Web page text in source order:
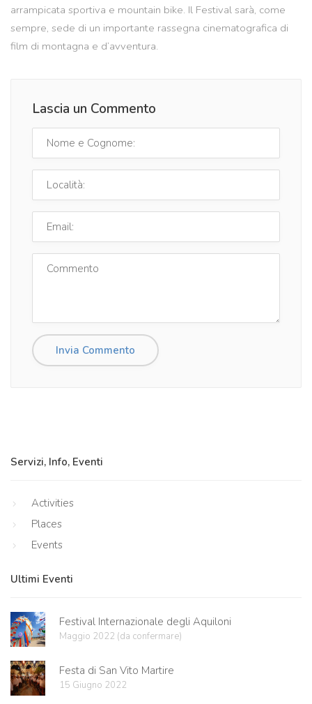
arrampicata sportiva e mountain bike. Il Festival sarà, come
sempre, sede di un importante rassegna cinematografica di
film di montagna e d’avventura.
Lascia un Commento
Servizi, Info, Eventi
Activities
Places
Events
Ultimi Eventi
Festival Internazionale degli Aquiloni
Maggio 2022 (da confermare)
Festa di San Vito Martire
15 Giugno 2022